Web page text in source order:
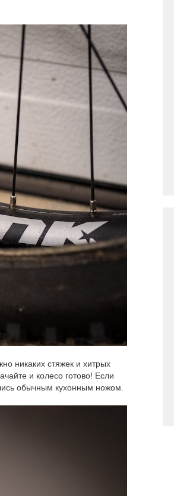
никаких стяжек и хитрых
и колесо готово! Если
обычным кухонным ножом.